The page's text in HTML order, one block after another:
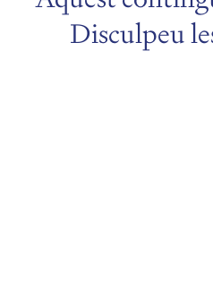
Disculpeu